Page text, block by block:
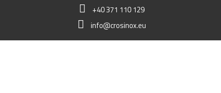
+40 371 110 129
info@crosinox.eu